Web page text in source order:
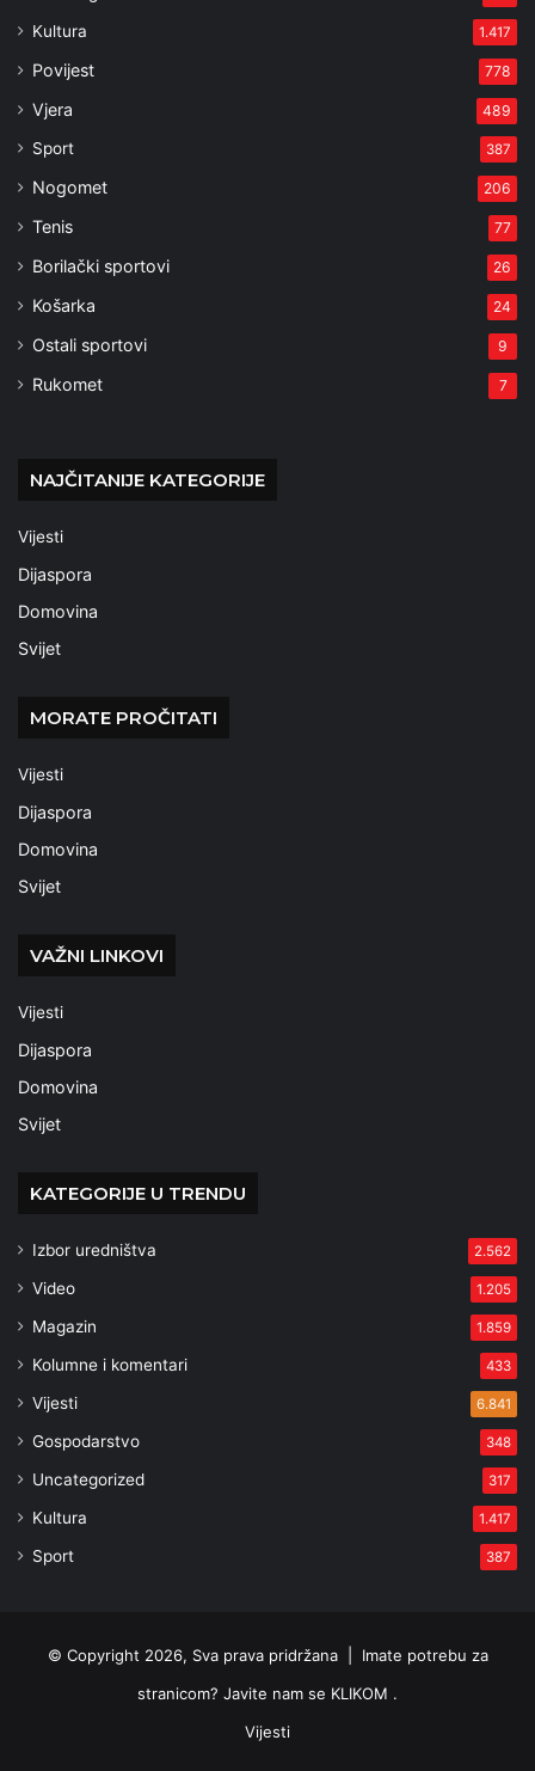
Kultura 1.417
Povijest 778
Vjera 489
Sport 387
Nogomet 206
Tenis 77
Borilački sportovi 26
Košarka 24
Ostali sportovi 9
Rukomet 7
NAJČITANIJE KATEGORIJE
Vijesti
Dijaspora
Domovina
Svijet
MORATE PROČITATI
Vijesti
Dijaspora
Domovina
Svijet
VAŽNI LINKOVI
Vijesti
Dijaspora
Domovina
Svijet
KATEGORIJE U TRENDU
Izbor uredništva 2.562
Video 1.205
Magazin 1.859
Kolumne i komentari 433
Vijesti 6.841
Gospodarstvo 348
Uncategorized 317
Kultura 1.417
Sport 387
© Copyright 2026, Sva prava pridržana | Imate potrebu za
stranicom? Javite nam se KLIKOM .
Vijesti